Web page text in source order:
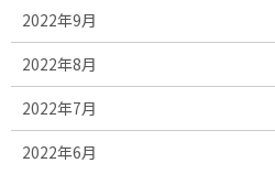
2022年9月
2022年8月
2022年7月
2022年6月